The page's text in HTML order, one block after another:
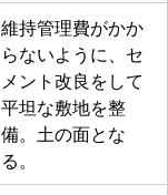
維持管理費がかか
らないように、セ
メント改良をして
平坦な敷地を整
備。土の面とな
る。